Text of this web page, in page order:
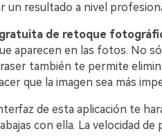
un resultado a nivel
de retoque
aparecen en las fotos. No
también te permite
que la imagen sea más
de esta aplicación te
con ella.󠀲󠀡󠀡󠀤󠀧󠀢󠀧󠀧󠀣󠀳󠀰 La velocidad